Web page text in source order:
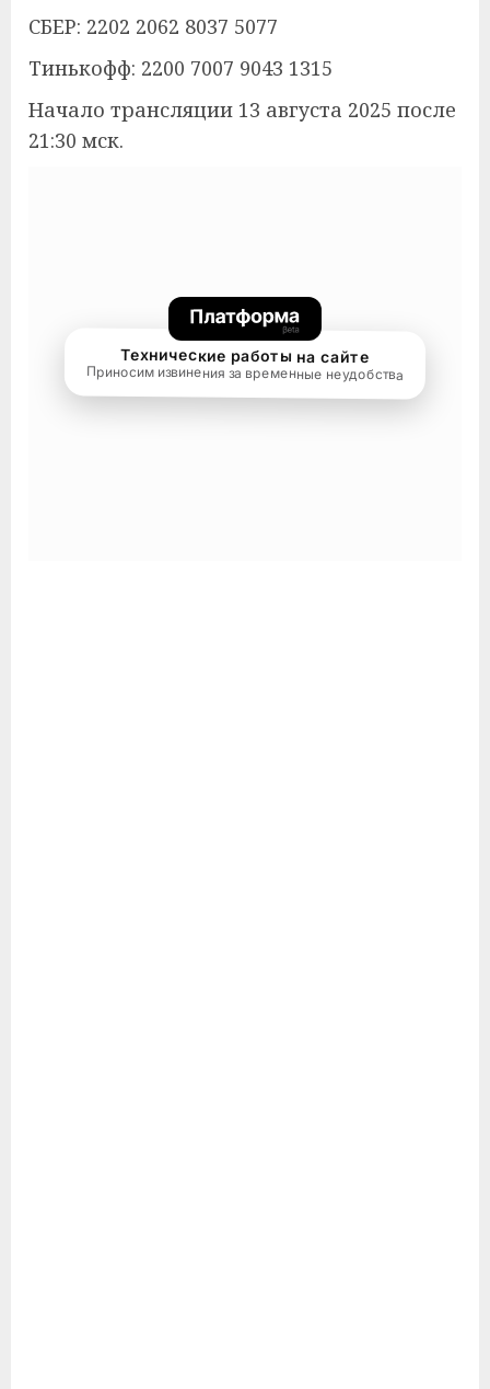
СБЕР: 2202 2062 8037 5077
Тинькофф: 2200 7007 9043 1315
Начало трансляции 13 августа 2025 после
21:30 мск.